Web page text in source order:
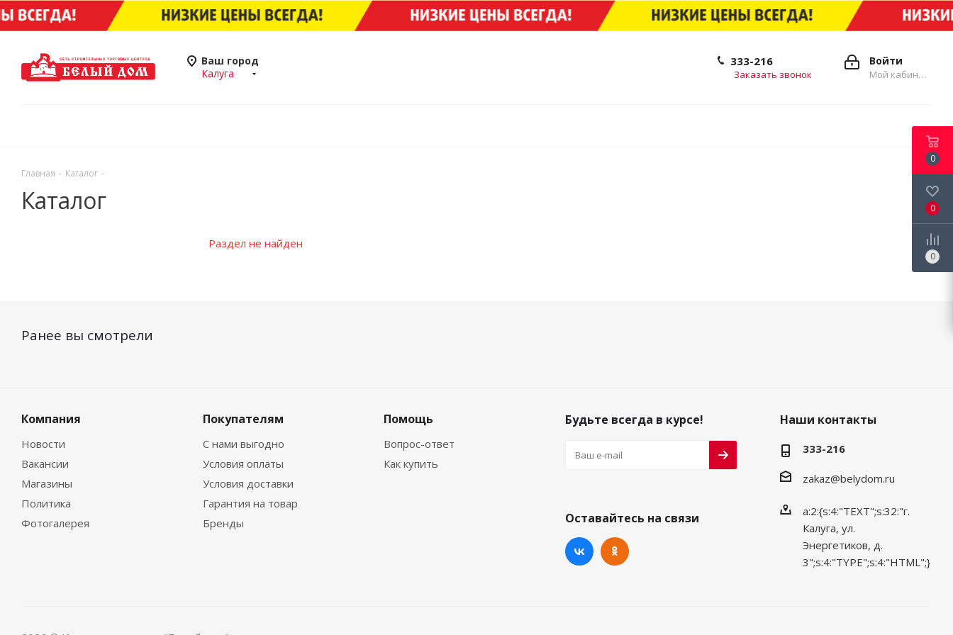
Ваш город
Калуга
Войти
Мой кабинет
333-216
Заказать звонок
Главная - Каталог -
Каталог
Раздел не найден
Ранее вы смотрели
Компания
Новости
Вакансии
Магазины
Политика
Фотогалерея
Покупателям
С нами выгодно
Условия оплаты
Условия доставки
Гарантия на товар
Бренды
Помощь
Вопрос-ответ
Как купить
Будьте всегда в курсе!
Оставайтесь на связи
Наши контакты
333-216
zakaz@belydom.ru
a:2:{s:4:"TEXT";s:32:"г.
Калуга, ул.
Энергетиков, д.
3";s:4:"TYPE";s:4:"HTML";}
0
0
0